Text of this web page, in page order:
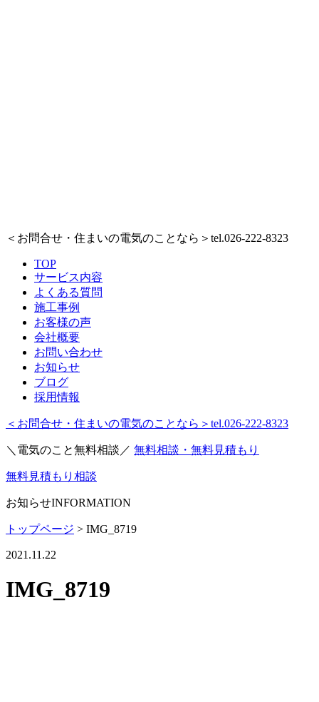
＜お問合せ・住まいの電気のことなら＞ tel.026-222-8323
TOP
サービス内容
よくある質問
施工事例
お客様の声
会社概要
お問い合わせ
お知らせ
ブログ
採用情報
＜お問合せ・住まいの電気のことなら＞ tel.026-222-8323
＼電気のこと無料相談／ 無料相談・無料見積もり
無料見積もり相談
お知らせINFORMATION
トップページ > IMG_8719
2021.11.22
IMG_8719